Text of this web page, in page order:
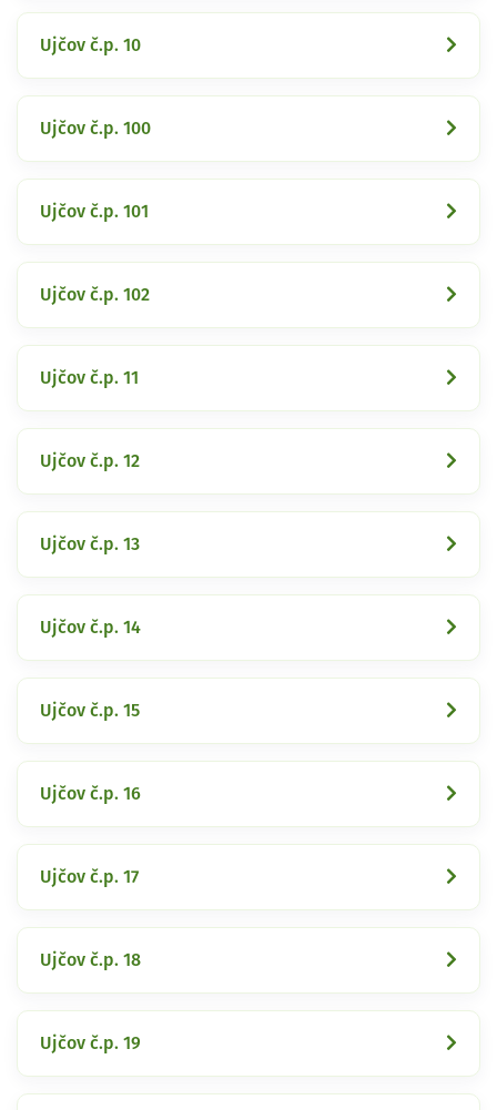
Ujčov č.p. 10
Ujčov č.p. 100
Ujčov č.p. 101
Ujčov č.p. 102
Ujčov č.p. 11
Ujčov č.p. 12
Ujčov č.p. 13
Ujčov č.p. 14
Ujčov č.p. 15
Ujčov č.p. 16
Ujčov č.p. 17
Ujčov č.p. 18
Ujčov č.p. 19